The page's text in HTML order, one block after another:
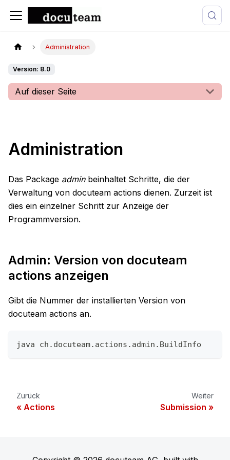
Administration
Version: 8.0
Auf dieser Seite
Administration
Das Package adminbeinhaltet Schritte, die der
Verwaltung von docuteam actions dienen. Zurzeit ist
dies ein einzelner Schritt zur Anzeige der
Programmversion.
Admin: Version von docuteam
actions anzeigen
Gibt die Nummer der installierten Version von
docuteam actions an.
java ch.docuteam.actions.admin.BuildInfo
Zurück
Actions
Weiter
Submission